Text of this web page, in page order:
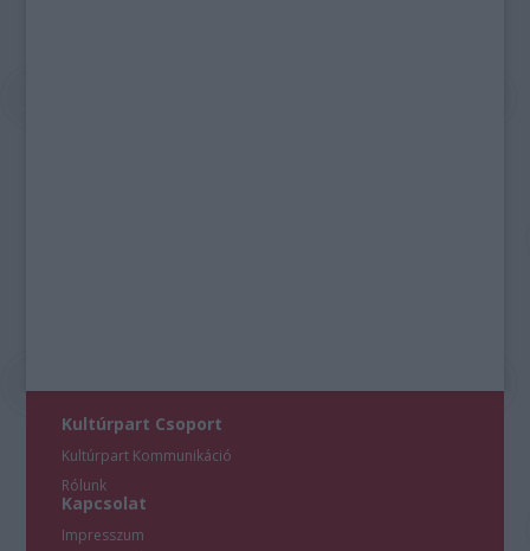
Kultúrpart Csoport
Kultúrpart Kommunikáció
Rólunk
Kapcsolat
Impresszum